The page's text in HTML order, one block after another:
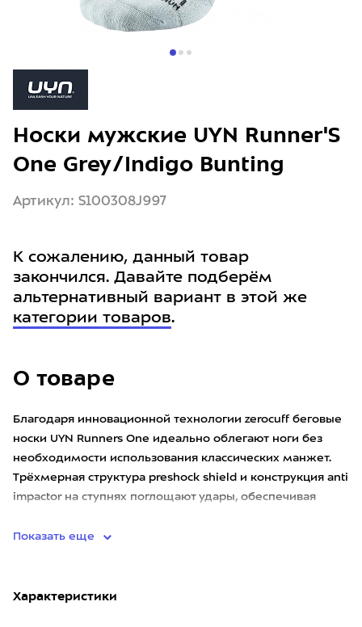
О товаре
Благодаря инновационной технологии zerocuff беговые
носки UYN Runners One идеально облегают ноги без
необходимости использования классических манжет.
Трёхмерная структура preshock shield и конструкция anti
impactor на ступнях поглощают удары, обеспечивая
Показать еще
Характеристики
Носки мужские UYN Runner'S
One Grey/Indigo Bunting
Артикул: S100308J997
К сожалению, данный товар
закончился. Давайте подберём
альтернативный вариант в этой же
категории товаров.